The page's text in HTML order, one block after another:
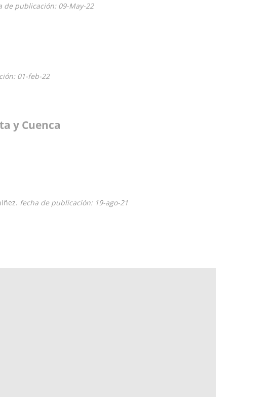
de publicación: 09-May-22
01-feb-22
y Cuenca
fecha de publicación: 19-ago-21